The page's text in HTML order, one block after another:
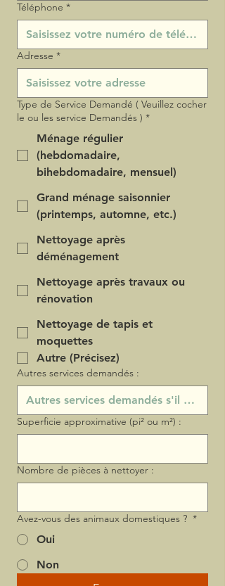
Téléphone *
Adresse *
Type de Service Demandé ( Veuillez cocher
le ou les service Demandés ) *
Ménage régulier
(hebdomadaire,
bihebdomadaire, mensuel)
Grand ménage saisonnier
(printemps, automne, etc.)
Nettoyage après
déménagement
Nettoyage après travaux ou
rénovation
Nettoyage de tapis et
moquettes
Autre (Précisez)
Autres services demandés :
Superficie approximative (pi² ou m²) :
Nombre de pièces à nettoyer :
Avez-vous des animaux domestiques ? *
Oui
Non